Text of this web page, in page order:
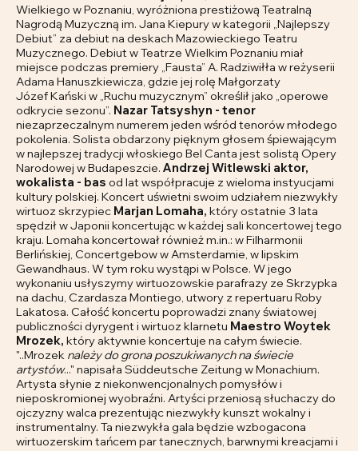
Wielkiego w Poznaniu, wyróżniona prestiżową Teatralną
Nagrodą Muzyczną im. Jana Kiepury w kategorii „Najlepszy
Debiut” za debiut na deskach Mazowieckiego Teatru
Muzycznego. Debiut w Teatrze Wielkim Poznaniu miał
miejsce podczas premiery „Fausta” A. Radziwiłła w reżyserii
Adama Hanuszkiewicza, gdzie jej rolę Małgorzaty
Józef Kański w „Ruchu muzycznym” określił jako „operowe
odkrycie sezonu”. Nazar Tatsyshyn - tenor
niezaprzeczalnym numerem jeden wśród tenorów młodego
pokolenia. Solista obdarzony pięknym głosem śpiewającym
w najlepszej tradycji włoskiego Bel Canta jest solistą Opery
Narodowej w Budapeszcie. Andrzej Witlewski aktor,
wokalista - bas od lat współpracuje z wieloma instyucjami
kultury polskiej. Koncert uświetni swoim udziałem niezwykły
wirtuoz skrzypiec Marjan Lomaha, który ostatnie 3 lata
spędził w Japonii koncertując w każdej sali koncertowej tego
kraju. Lomaha koncertował również m.in.: w Filharmonii
Berlińskiej, Concertgebow w Amsterdamie, w lipskim
Gewandhaus. W tym roku wystąpi w Polsce. W jego
wykonaniu usłyszymy wirtuozowskie parafrazy ze Skrzypka
na dachu, Czardasza Montiego, utwory z repertuaru Roby
Lakatosa. Całość koncertu poprowadzi znany światowej
publiczności dyrygent i wirtuoz klarnetu Maestro Woytek
Mrozek, który aktywnie koncertuje na całym świecie.
"..Mrozek należy do grona poszukiwanych na świecie
artystów..." napisała Süddeutsche Zeitung w Monachium.
Artysta słynie z niekonwencjonalnych pomysłów i
nieposkromionej wyobraźni. Artyści przeniosą słuchaczy do
ojczyzny walca prezentując niezwykły kunszt wokalny i
instrumentalny. Ta niezwykła gala będzie wzbogacona
wirtuozerskim tańcem par tanecznych, barwnymi kreacjami i